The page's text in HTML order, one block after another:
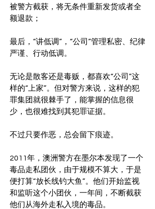
被警方截获，将无条件重新发货或者全
额退款；
最后，“讲低调”，“公司”管理私密、纪律
严谨、行动低调。
无论是散客还是毒贩，都喜欢“公司”这
样的“上家”。但对警方来说，这样的犯
罪集团就很棘手了，能掌握的信息很
少，也很难找到其犯罪证据。
不过只要作恶，总会留下痕迹。
2011年，澳洲警方在墨尔本发现了一个
毒品走私团伙，由于规模不算大，于是
便打算“放长线钓大鱼”。他们开始监视
和监听这个小团伙，一年间，不断截获
他们从海外走私入境的毒品。